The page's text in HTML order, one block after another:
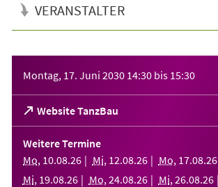
VERANSTALTER
Montag, 17. Juni 2030 14:30 bis 15:30
Website TanzBau
(Öffnet
in
einem
neuen
Tab)
Weitere Termine
Mo, 10.08.26 Mi, 12.08.26 Mo, 17.08.26
Mi, 19.08.26 Mo, 24.08.26 Mi, 26.08.26